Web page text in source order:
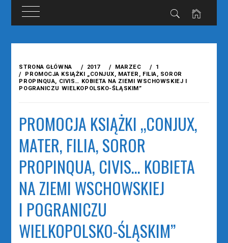
treści
STRONA GŁÓWNA 2017 MARZEC
1
PROMOCJA KSIĄŻKI „CONJUX, MATER, FILIA, SOROR
PROPINQUA, CIVIS… KOBIETA NA ZIEMI WSCHOWSKIEJ I
POGRANICZU WIELKOPOLSKO-ŚLĄSKIM”
PROMOCJA KSIĄŻKI „CONJUX,
MATER, FILIA, SOROR
PROPINQUA, CIVIS… KOBIETA
NA ZIEMI WSCHOWSKIEJ
I POGRANICZU
WIELKOPOLSKO-ŚLĄSKIM”